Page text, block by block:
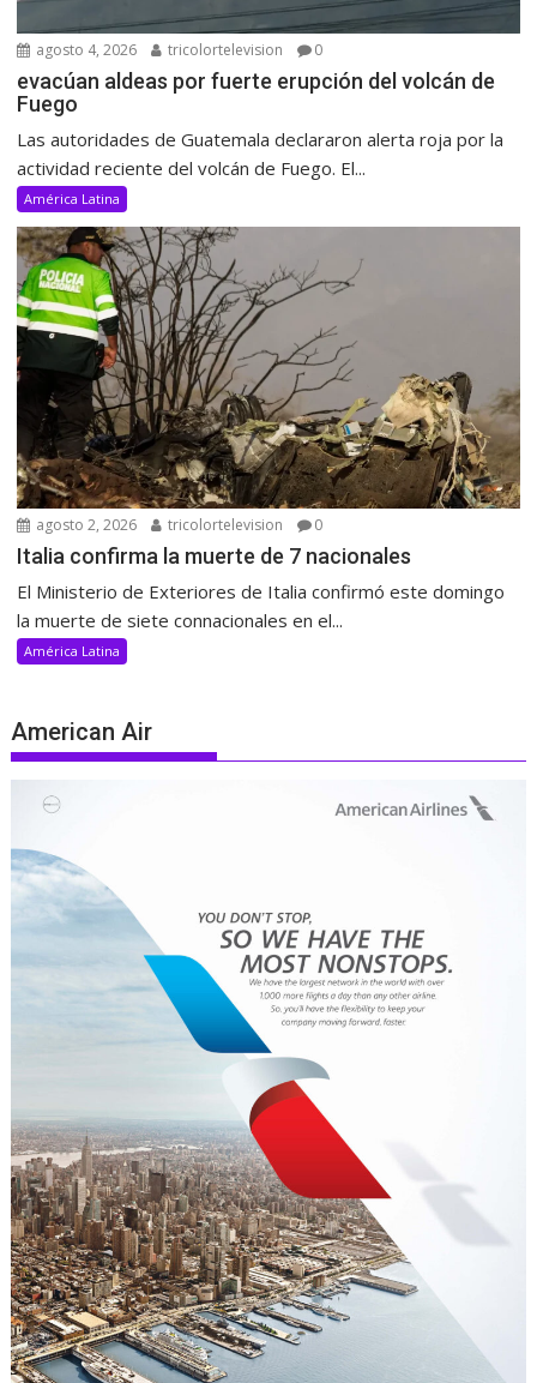
agosto 4, 2026 tricolortelevision 0
evacúan aldeas por fuerte erupción del volcán de
Fuego
Las autoridades de Guatemala declararon alerta roja por la
actividad reciente del volcán de Fuego. El...
América Latina
agosto 2, 2026 tricolortelevision 0
Italia confirma la muerte de 7 nacionales
El Ministerio de Exteriores de Italia confirmó este domingo
la muerte de siete connacionales en el...
América Latina
American Air